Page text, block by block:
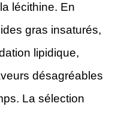
lécithine. En
gras insaturés,
lipidique,
désagréables
La sélection